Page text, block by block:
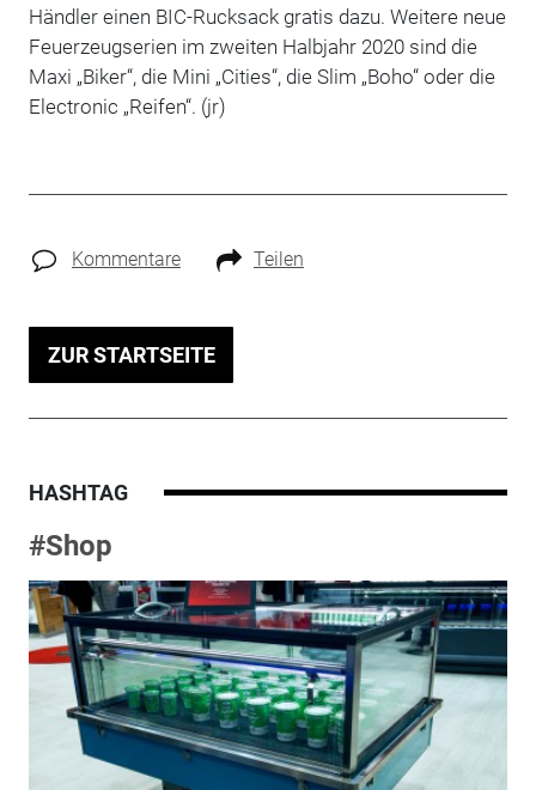
Händler einen BIC-Rucksack gratis dazu. Weitere neue
Feuerzeugserien im zweiten Halbjahr 2020 sind die
Maxi „Biker“, die Mini „Cities“, die Slim „Boho“ oder die
Electronic „Reifen“. (jr)
Kommentare Teilen
ZUR STARTSEITE
HASHTAG
#Shop